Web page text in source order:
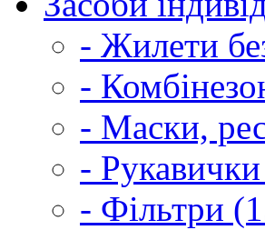
- Жилети
-
- Маски,
-
- Фільтри